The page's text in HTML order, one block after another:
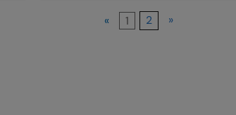
« 1 2 »